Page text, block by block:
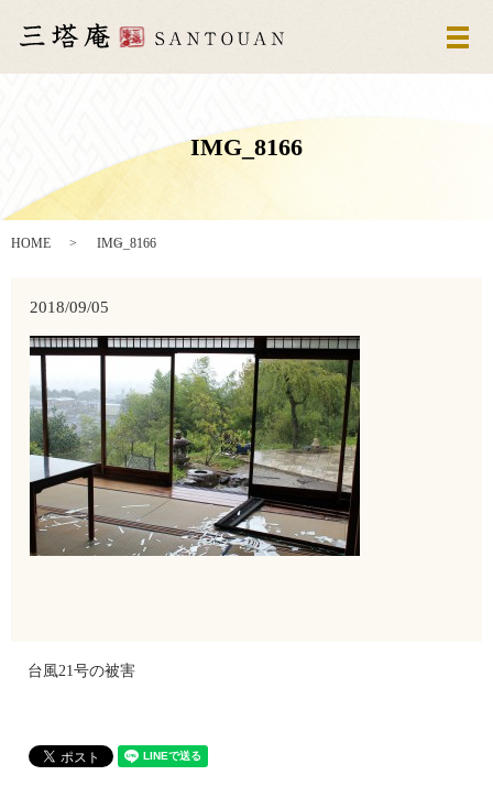
メ
IMG_8166
HOME IMG_8166
2018/09/05
台風21号の被害